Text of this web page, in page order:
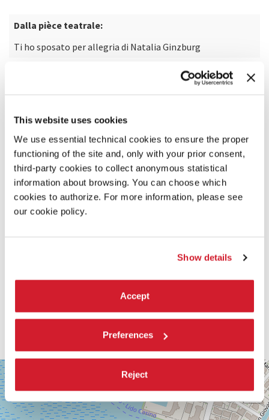
This website uses cookies
We use essential technical cookies to ensure the proper
functioning of the site and, only with your prior consent,
third-party cookies to collect anonymous statistical
information about browsing. You can choose which
cookies to authorize. For more information, please see
our cookie policy.
Show details
Accept
Preferences
Reject
Dalla pièce teatrale:
Ti ho sposato per allegria di Natalia Ginzburg
SCOPRI DI PIÙ SUL FILM
SALA
CORINTO
Via
Falier
−